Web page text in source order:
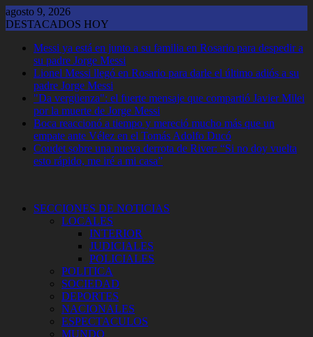
Saltar
al
agosto 9, 2026
DESTACADOS HOY
Messi ya está en junto a su familia en Rosario para despedir a
su padre Jorge Messi
Lionel Messi llegó en Rosario para darle el último adiós a su
padre Jorge Messi
"Da vergüenza": el fuerte mensaje que compartió Javier Milei
por la muerte de Jorge Messi
Boca reaccionó a tiempo y mereció mucho más que un
empate ante Vélez en el Tomás Adolfo Ducó
Coudet sobre una nueva derrota de River: “Si no doy vuelta
esto rápido, me iré a mi casa”
SECCIONES DE NOTICIAS
LOCALES
INTERIOR
JUDICIALES
POLICIALES
POLITICA
SOCIEDAD
DEPORTES
NACIONALES
ESPECTACULOS
MUNDO